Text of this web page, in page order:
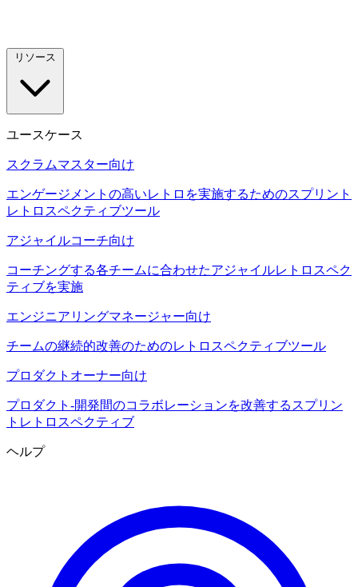
ユースケース
スクラムマスター向け
エンゲージメントの高いレトロを実施するためのスプリント
レトロスペクティブツール
アジャイルコーチ向け
コーチングする各チームに合わせたアジャイルレトロスペク
ティブを実施
エンジニアリングマネージャー向け
チームの継続的改善のためのレトロスペクティブツール
プロダクトオーナー向け
プロダクト-開発間のコラボレーションを改善するスプリン
トレトロスペクティブ
ヘルプ